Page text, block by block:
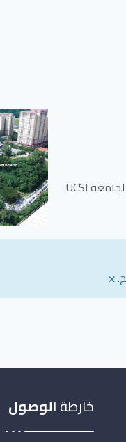
تعبئة استمارة التسجيل وإكمالها بشكل صحيح على الموقع الإلكتروني لجامعة UCSI
×
خارطةالوصول